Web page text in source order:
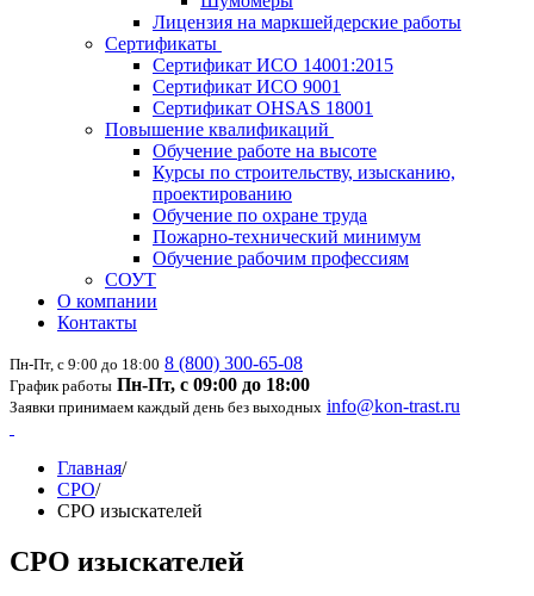
Лицензия на маркшейдерские работы
Сертификаты
Сертификат ИСО 14001:2015
Сертификат ИСО 9001
Сертификат OHSAS 18001
Повышение квалификаций
Обучение работе на высоте
Курсы по строительству, изысканию,
проектированию
Обучение по охране труда
Пожарно-технический минимум
Обучение рабочим профессиям
СОУТ
О компании
Контакты
Пн-Пт, с 9:00 до 18:00 8 (800) 300-65-08
График работы Пн-Пт, с 09:00 до 18:00
Заявки принимаем каждый день без выходных info@kon-trast.ru
Главная/
СРО/
СРО изыскателей
СРО изыскателей